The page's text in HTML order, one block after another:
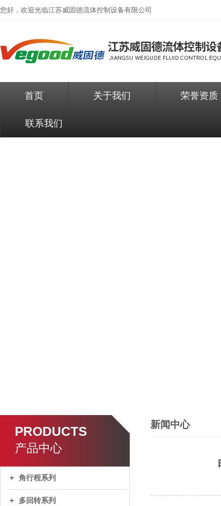
您好，欢迎光临江苏威固德流体控制设备有限公司
首页 关于我们 荣誉资质
联系我们
PRODUCTS
产品中心
角行程系列
多回转系列
新闻中心